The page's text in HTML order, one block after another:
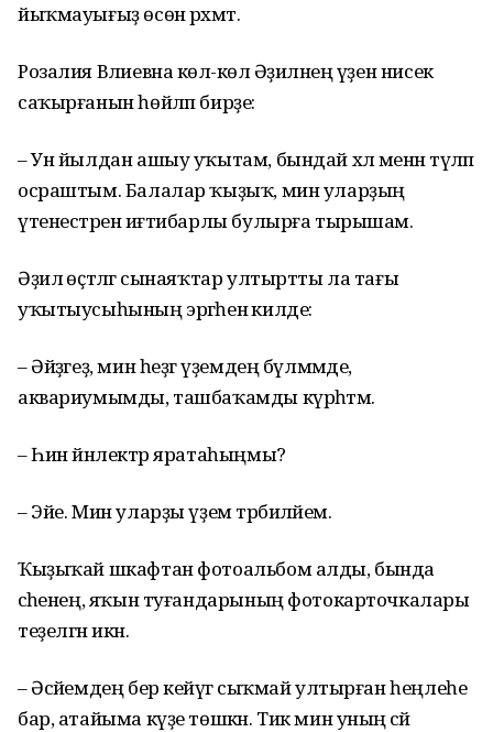
йыҡмауығыҙ өсөн рәхмәт.
Розалия Вәлиевна көлә-көлә Әҙиләнең үҙен нисек
саҡырғанын һөйләп бирҙе:
– Ун йылдан ашыу уҡытам, бындай хәл менән тәүләп
осраштым. Балалар ҡыҙыҡ, мин уларҙың
үтенестәренә иғтибарлы булырға тырышам.
Әҙилә өҫтәлгә сынаяҡтар ултыртты ла тағы
уҡытыусыһының эргәһенә килде:
– Әйҙәгеҙ, мин һеҙгә үҙемдең бүлмәмде,
аквариумымды, ташбаҡамды күрһәтәм.
– Һин йәнлектәр яратаһыңмы?
– Эйе. Мин уларҙы үҙем тәрбиәләйем.
Ҡыҙыҡай шкафтан фотоальбом алды, бында
әсәһенең, яҡын туғандарының фотокарточкалары
теҙелгән икән.
– Әсәйемдең бер кейәүгә сыҡмай ултырған һеңлеһе
бар, атайыма күҙе төшкән. Тик мин уның әсәй